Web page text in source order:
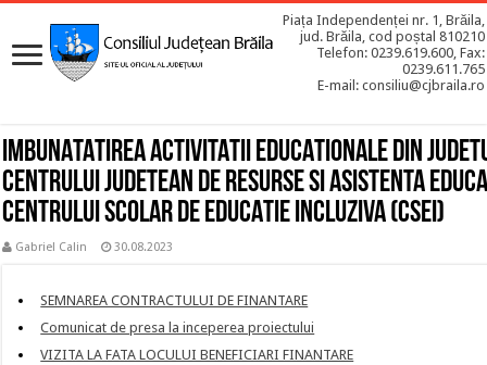
Piața Independenței nr. 1, Brăila,
jud. Brăila, cod poștal 810210
Telefon: 0239.619.600, Fax:
0239.611.765
E-mail: consiliu@cjbraila.ro
IMBUNATATIREA ACTIVITATII EDUCATIONALE DIN
CENTRULUI JUDETEAN DE RESURSE SI ASISTENTA
CENTRULUI SCOLAR DE EDUCATIE INCLUZIVA (CSEI)
Gabriel Calin 30.08.2023
SEMNAREA CONTRACTULUI DE FINANTARE
Comunicat de presa la inceperea proiectului
VIZITA LA FATA LOCULUI BENEFICIARI FINANTARE